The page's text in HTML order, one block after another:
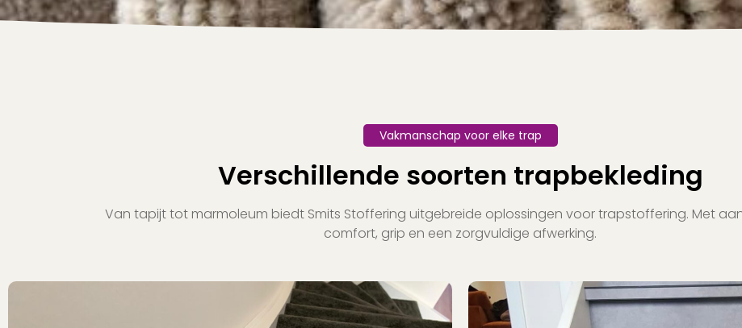
Vakmanschap voor elke trap
Verschillende soorten trapbekleding
Van tapijt tot marmoleum biedt Smits Stoffering uitgebreide oplossingen voor trapstoffering. Met
comfort, grip en een zorgvuldige afwerking.